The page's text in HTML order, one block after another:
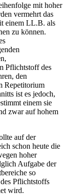
mit hoher
vermehrt das
einem LL.B. als
zu können.
Pflichtstoff des
den
Repetitorium
ist es jedoch,
einem sie
zwar auf hohem
auf der
schon heute die
hoher
Aufgabe der
so
Pflichtstoffs
wird.